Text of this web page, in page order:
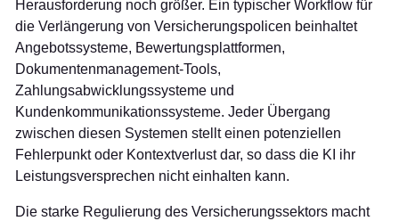
Herausforderung noch größer. Ein typischer Workflow für
die Verlängerung von Versicherungspolicen beinhaltet
Angebotssysteme, Bewertungsplattformen,
Dokumentenmanagement-Tools,
Zahlungsabwicklungssysteme und
Kundenkommunikationssysteme. Jeder Übergang
zwischen diesen Systemen stellt einen potenziellen
Fehlerpunkt oder Kontextverlust dar, so dass die KI ihr
Leistungsversprechen nicht einhalten kann.
Die starke Regulierung des Versicherungssektors macht